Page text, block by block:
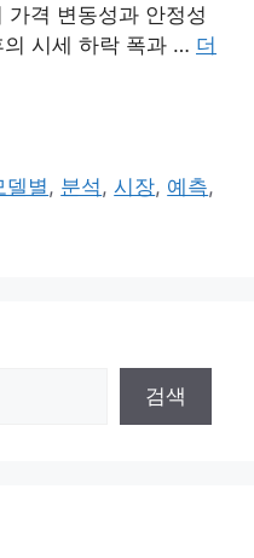
격 변동성과 안정성
시세 하락 폭과 … 더
델별, 분석 ,시장, 예측,
검색